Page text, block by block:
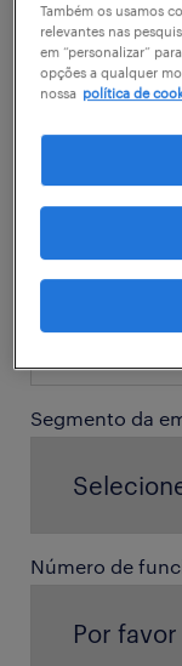
Segmento da
Número de
Também os usamos
relevantes nas
em “personalizar”
opções a qualquer
nossa política de